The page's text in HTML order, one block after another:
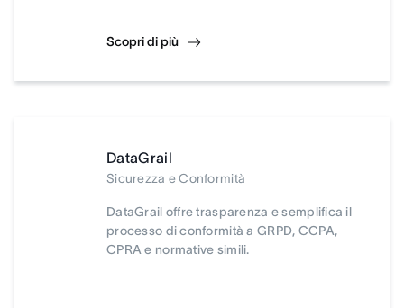
Scopri di più
DataGrail
Sicurezza e Conformità
DataGrail offre trasparenza e semplifica il
processo di conformità a GRPD, CCPA,
CPRA e normative simili.